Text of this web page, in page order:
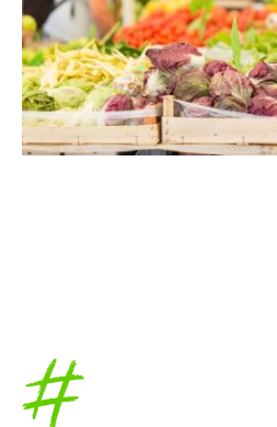
Accueil